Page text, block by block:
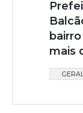
mais